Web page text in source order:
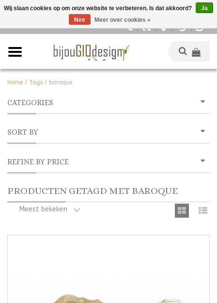
Home / Tags / baroque
CATEGORIES
SORT BY
REFINE BY PRICE
PRODUCTEN GETAGD MET BAROQUE
Meest bekeken
Wij slaan cookies op om onze website te verbeteren. Is dat akkoord?
Ja
Nee
Meer over cookies »